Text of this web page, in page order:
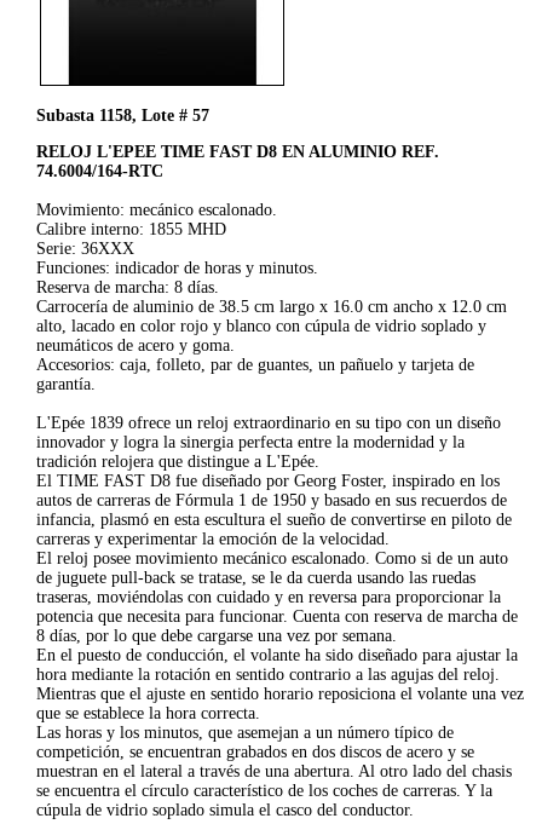
Subasta 1158, Lote # 57
RELOJ L'EPEE TIME FAST D8 EN ALUMINIO REF.
74.6004/164-RTC
Movimiento: mecánico escalonado.
Calibre interno: 1855 MHD
Serie: 36XXX
Funciones: indicador de horas y minutos.
Reserva de marcha: 8 días.
Carrocería de aluminio de 38.5 cm largo x 16.0 cm ancho x 12.0 cm
alto, lacado en color rojo y blanco con cúpula de vidrio soplado y
neumáticos de acero y goma.
Accesorios: caja, folleto, par de guantes, un pañuelo y tarjeta de
garantía.
L'Epée 1839 ofrece un reloj extraordinario en su tipo con un diseño
innovador y logra la sinergia perfecta entre la modernidad y la
tradición relojera que distingue a L'Epée.
El TIME FAST D8 fue diseñado por Georg Foster, inspirado en los
autos de carreras de Fórmula 1 de 1950 y basado en sus recuerdos de
infancia, plasmó en esta escultura el sueño de convertirse en piloto de
carreras y experimentar la emoción de la velocidad.
El reloj posee movimiento mecánico escalonado. Como si de un auto
de juguete pull-back se tratase, se le da cuerda usando las ruedas
traseras, moviéndolas con cuidado y en reversa para proporcionar la
potencia que necesita para funcionar. Cuenta con reserva de marcha de
8 días, por lo que debe cargarse una vez por semana.
En el puesto de conducción, el volante ha sido diseñado para ajustar la
hora mediante la rotación en sentido contrario a las agujas del reloj.
Mientras que el ajuste en sentido horario reposiciona el volante una vez
que se establece la hora correcta.
Las horas y los minutos, que asemejan a un número típico de
competición, se encuentran grabados en dos discos de acero y se
muestran en el lateral a través de una abertura. Al otro lado del chasis
se encuentra el círculo característico de los coches de carreras. Y la
cúpula de vidrio soplado simula el casco del conductor.